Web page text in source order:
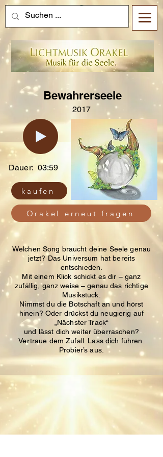
Bewahrerseele
2017
Dauer: 03:59
kaufen
Orakel erneut fragen
Welchen Song braucht deine Seele genau
jetzt?Das Universum hat bereits
entschieden.
Mit einem Klick schickt es dir – ganz
zufällig, ganz weise – genau das richtige
Musikstück.
Nimmst du die Botschaft an und hörst
hinein?Oder drückst du neugierig auf
„Nächster Track“
und lässt dich weiter überraschen?
Vertraue dem Zufall. Lass dich führen.
Probier’s aus.